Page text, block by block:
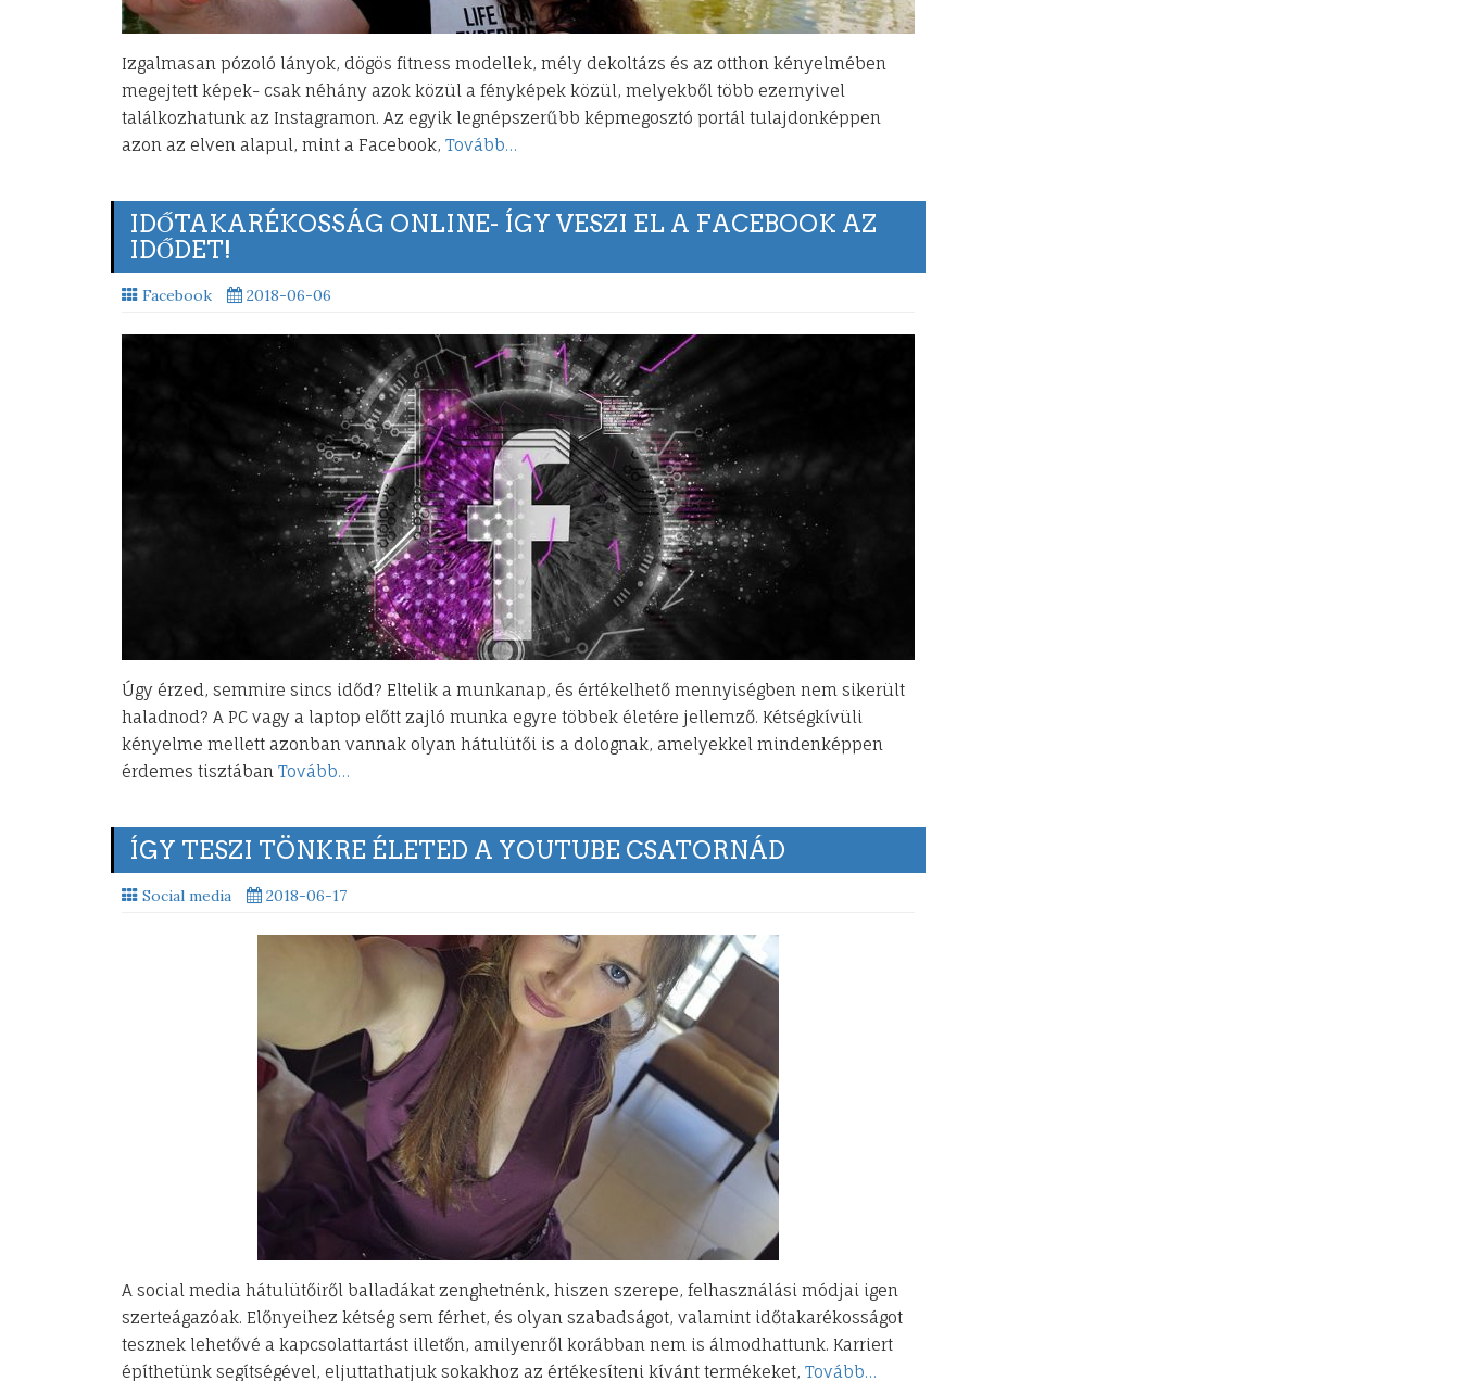
Izgalmasan pózoló lányok, dögös fitness modellek, mély dekoltázs és az otthon kényelmében
megejtett képek- csak néhány azok közül a fényképek közül, melyekből több ezernyivel
találkozhatunk az Instagramon. Az egyik legnépszerűbb képmegosztó portál tulajdonképpen
azon az elven alapul, mint a Facebook, Tovább…
IDŐTAKARÉKOSSÁG ONLINE- ÍGY VESZI EL A FACEBOOK AZ
IDŐDET!
Facebook 2018-06-06
Úgy érzed, semmire sincs időd? Eltelik a munkanap, és értékelhető mennyiségben nem sikerült
haladnod? A PC vagy a laptop előtt zajló munka egyre többek életére jellemző. Kétségkívüli
kényelme mellett azonban vannak olyan hátulütői is a dolognak, amelyekkel mindenképpen
érdemes tisztában Tovább…
ÍGY TESZI TÖNKRE ÉLETED A YOUTUBE CSATORNÁD
Social media 2018-06-17
A social media hátulütőiről balladákat zenghetnénk, hiszen szerepe, felhasználási módjai igen
szerteágazóak. Előnyeihez kétség sem férhet, és olyan szabadságot, valamint időtakarékosságot
tesznek lehetővé a kapcsolattartást illetőn, amilyenről korábban nem is álmodhattunk. Karriert
építhetünk segítségével, eljuttathatjuk sokakhoz az értékesíteni kívánt termékeket, Tovább…